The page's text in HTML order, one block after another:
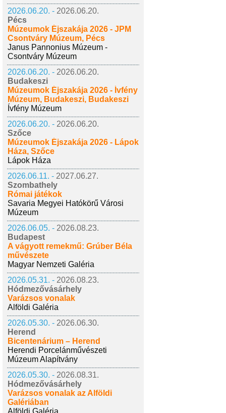
2026.06.20. - 2026.06.20.
Pécs
Múzeumok Éjszakája 2026 - JPM
Csontváry Múzeum, Pécs
Janus Pannonius Múzeum -
Csontváry Múzeum
2026.06.20. - 2026.06.20.
Budakeszi
Múzeumok Éjszakája 2026 - Ívfény
Múzeum, Budakeszi, Budakeszi
Ívfény Múzeum
2026.06.20. - 2026.06.20.
Szőce
Múzeumok Éjszakája 2026 - Lápok
Háza, Szőce
Lápok Háza
2026.06.11. - 2027.06.27.
Szombathely
Római játékok
Savaria Megyei Hatókörű Városi
Múzeum
2026.06.05. - 2026.08.23.
Budapest
A vágyott remekmű: Grúber Béla
művészete
Magyar Nemzeti Galéria
2026.05.31. - 2026.08.23.
Hódmezővásárhely
Varázsos vonalak
Alföldi Galéria
2026.05.30. - 2026.06.30.
Herend
Bicentenárium – Herend
Herendi Porcelánművészeti
Múzeum Alapítvány
2026.05.30. - 2026.08.31.
Hódmezővásárhely
Varázsos vonalak az Alföldi
Galériában
Alföldi Galéria